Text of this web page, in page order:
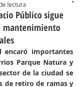
Público sigue
mantenimiento
lectura
encaró importantes
Parque Natura y
de la ciudad se
de retiro de ramas y